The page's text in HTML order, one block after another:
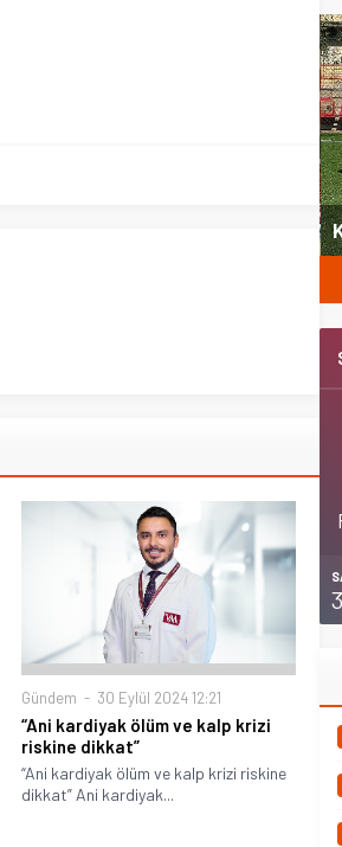
Gündem 30 Eylül 2024 12:21
“Ani kardiyak ölüm ve kalp krizi
riskine dikkat”
“Ani kardiyak ölüm ve kalp krizi riskine
dikkat” Ani kardiyak...